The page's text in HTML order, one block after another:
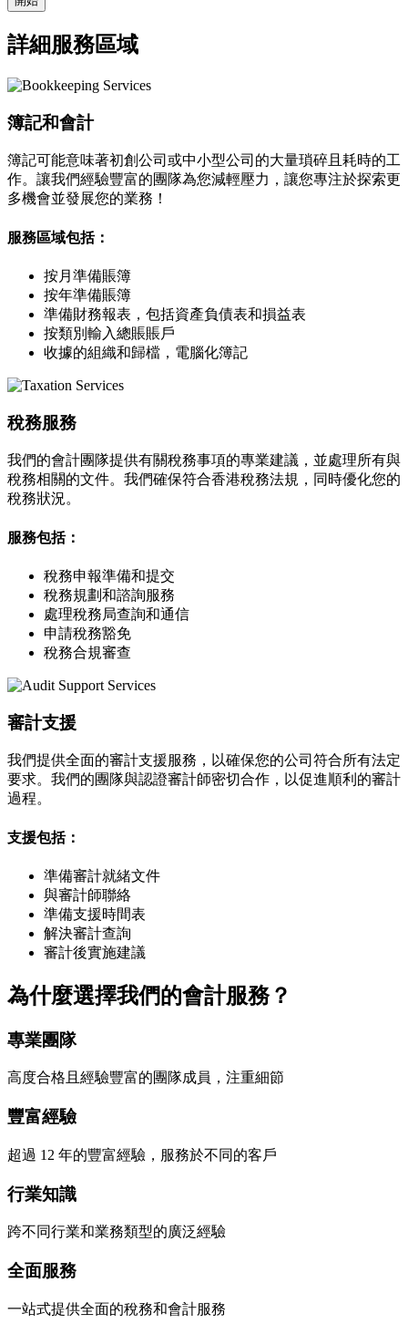
詳細服務區域
簿記和會計
簿記可能意味著初創公司或中小型公司的大量瑣碎且耗時的工
作。讓我們經驗豐富的團隊為您減輕壓力，讓您專注於探索更
多機會並發展您的業務！
服務區域包括：
按月準備賬簿
按年準備賬簿
準備財務報表，包括資產負債表和損益表
按類別輸入總賬賬戶
收據的組織和歸檔，電腦化簿記
稅務服務
我們的會計團隊提供有關稅務事項的專業建議，並處理所有與
稅務相關的文件。我們確保符合香港稅務法規，同時優化您的
稅務狀況。
服務包括：
稅務申報準備和提交
稅務規劃和諮詢服務
處理稅務局查詢和通信
申請稅務豁免
稅務合規審查
審計支援
我們提供全面的審計支援服務，以確保您的公司符合所有法定
要求。我們的團隊與認證審計師密切合作，以促進順利的審計
過程。
支援包括：
準備審計就緒文件
與審計師聯絡
準備支援時間表
解決審計查詢
審計後實施建議
為什麼選擇我們的會計服務？
專業團隊
高度合格且經驗豐富的團隊成員，注重細節
豐富經驗
超過 12 年的豐富經驗，服務於不同的客戶
行業知識
跨不同行業和業務類型的廣泛經驗
全面服務
一站式提供全面的稅務和會計服務